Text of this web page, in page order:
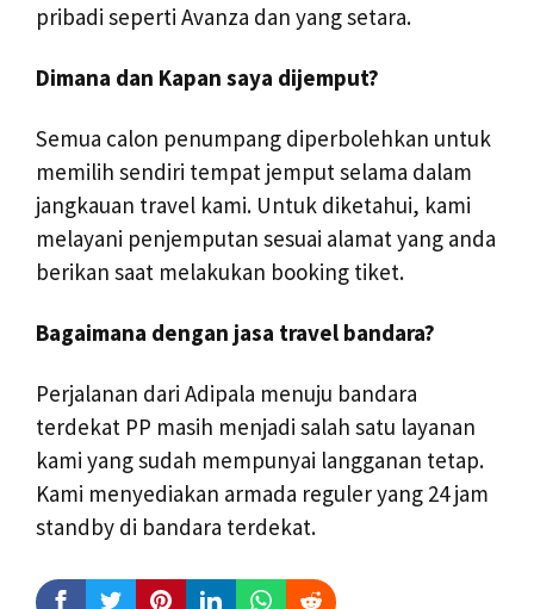
pribadi seperti Avanza dan yang setara.
Dimana dan Kapan saya dijemput?
Semua calon penumpang diperbolehkan untuk
memilih sendiri tempat jemput selama dalam
jangkauan travel kami. Untuk diketahui, kami
melayani penjemputan sesuai alamat yang anda
berikan saat melakukan booking tiket.
Bagaimana dengan jasa travel bandara?
Perjalanan dari Adipala menuju bandara
terdekat PP masih menjadi salah satu layanan
kami yang sudah mempunyai langganan tetap.
Kami menyediakan armada reguler yang 24 jam
standby di bandara terdekat.